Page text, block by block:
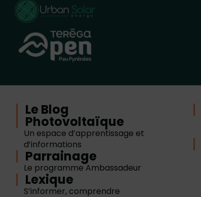
Le Blog
Photovoltaïque
Un espace d’apprentissage et
d’informations
Parrainage
Le programme Ambassadeur
Lexique
S’informer, comprendre